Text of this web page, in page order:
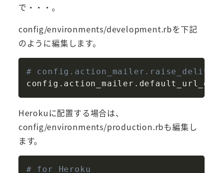
で・・・。
config/environments/development.rbを下記
のように編集します。
#
config . action_mailer .
Copy
Herokuに配置する場合は、
config/environments/production.rbも編集し
ます。
# for Heroku